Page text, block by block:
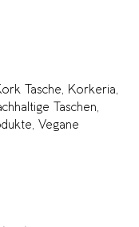
Tasche Korkeria
Taschen
Vegane